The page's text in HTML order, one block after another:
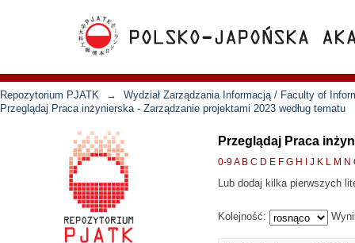
Repozytorium PJATK →
Wydział Zarządzania Informacją / Faculty of
Przeglądaj Praca inżynierska - Zarządzanie projektami 2023 według tematu
Przeglądaj Praca
0-9A B C D E F G H J K L M N
Lub dodaj kilka pierwszych
Kolejność: